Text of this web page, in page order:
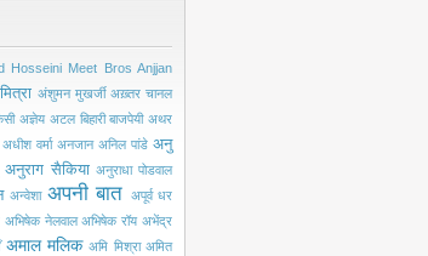
Hosseini Meet Bros Anjjan
अंशुमन मुखर्जी अख़्तर चानल
अज्ञेय अटल बिहारी बाजपेयी अथर
अधीश वर्मा अनजान अनिल पांडे अनु
अनुराग सैकिया अनुराधा पोडवाल
अन्वेशा अपनी बात अपूर्व धर
अभिषेक नेलवाल अभिषेक रॉय अभेंद्र
अमाल मलिक अमि मिश्रा अमित